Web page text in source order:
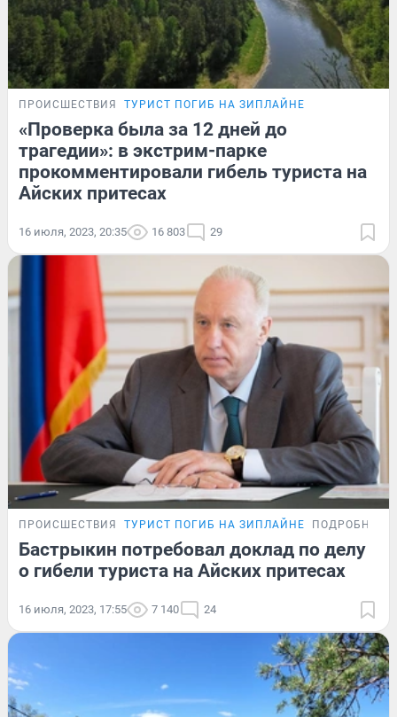
ПРОИСШЕСТВИЯ ТУРИСТ ПОГИБ НА ЗИПЛАЙНЕ
«Проверка была за 12 дней до
трагедии»: в экстрим-парке
прокомментировали гибель туриста на
Айских притесах
16 июля, 2023, 20:35 16 803 29
ПРОИСШЕСТВИЯ ТУРИСТ ПОГИБ НА ЗИПЛАЙНЕ
Бастрыкин потребовал доклад по делу
о гибели туриста на Айских притесах
16 июля, 2023, 17:55 7 140 24